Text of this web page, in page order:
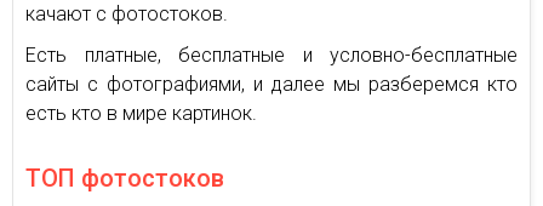
качают с фотостоков.
Есть платные, бесплатные и условно-бесплатные
сайты с фотографиями, и далее мы разберемся кто
есть кто в мире картинок.
ТОП фотостоков